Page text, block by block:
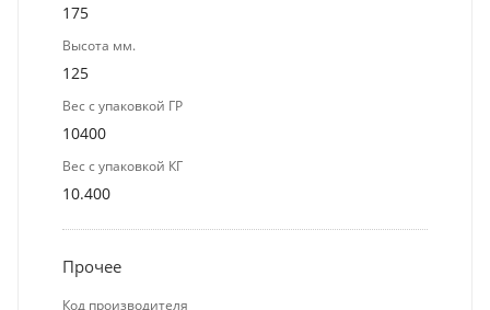
175
Высота мм.
125
Вес с упаковкой ГР
10400
Вес с упаковкой КГ
10.400
Прочее
Код производителя